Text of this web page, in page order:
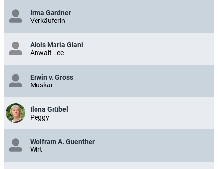
Irma Gardner
Verkäuferin
Alois Maria Giani
Anwalt Lee
Erwin v. Gross
Muskari
Ilona Grübel
Peggy
Wolfram A. Guenther
Wirt